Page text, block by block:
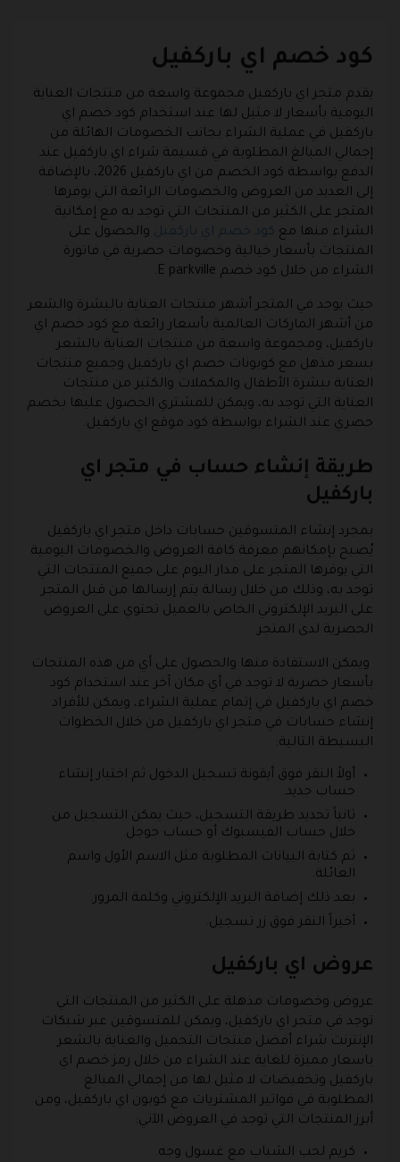
كود خصم اي باركفيل
يقدم متجر اي باركفيل مجموعة واسعة من منتجات العناية
اليومية بأسعار لا مثيل لها عند استخدام كود خصم اي
باركفيل في عملية الشراء بجانب الخصومات الهائلة من
إجمالي المبالغ المطلوبة في قسيمة شراء اي باركفيل عند
الدفع بواسطة كود الخصم من اي باركفيل 2026، بالإضافة
إلى العديد من العروض والخصومات الرائعة التي يوفرها
المتجر على الكثير من المنتجات التي توجد به مع إمكانية
الشراء منها مع كود خصم اي باركفيل والحصول على
المنتجات بأسعار خيالية وخصومات حصرية في فاتورة
الشراء من خلال كود خصم E parkville.
حيث يوجد في المتجر أشهر منتجات العناية بالبشرة والشعر
من أشهر الماركات العالمية بأسعار رائعة مع كود خصم اي
باركفيل، ومجموعة واسعة من منتجات العناية بالشعر
بسعر مذهل مع كوبونات خصم اي باركفيل وجميع منتجات
العناية ببشرة الأطفال والمكملات والكثير من منتجات
العناية التي توجد به، ويمكن للمشتري الحصول عليها بخصم
حصري عند الشراء بواسطة كود موقع اي باركفيل.
طريقة إنشاء حساب في متجر اي
باركفيل
بمجرد إنشاء المتسوقين حسابات داخل متجر اي باركفيل
يُصبح بإمكانهم معرفة كافة العروض والخصومات اليومية
التي يوفرها المتجر على مدار اليوم على جميع المنتجات التي
توجد به، وذلك من خلال رسالة يتم إرسالها من قبل المتجر
على البريد الإلكتروني الخاص بالعميل تحتوي على العروض
الحصرية لدى المتجر.
ويمكن الاستفادة منها والحصول على أي من هذه المنتجات
بأسعار حصرية لا توجد في أي مكان آخر عند استخدام كود
خصم اي باركفيل في إتمام عملية الشراء، ويمكن للأفراد
إنشاء حسابات في متجر اي باركفيل من خلال الخطوات
البسيطة التالية:
أولاً النقر فوق أيقونة تسجيل الدخول ثم اختيار إنشاء
حساب جديد.
ثانياً تحديد طريقة التسجيل، حيث يمكن التسجيل من
خلال حساب الفيسبوك أو حساب جوجل.
ثم كتابة البيانات المطلوبة مثل الاسم الأول واسم
العائلة.
بعد ذلك إضافة البريد الإلكتروني وكلمة المرور.
أخيراً النقر فوق زر تسجيل.
عروض اي باركفيل
عروض وخصومات مذهلة على الكثير من المنتجات التي
توجد في متجر اي باركفيل، ويمكن للمتسوقين عبر شبكات
الإنترنت شراء أفضل منتجات التجميل والعناية بالشعر
باسعار مميزة للغاية عند الشراء من خلال رمز خصم اي
باركفيل وتخفيضات لا مثيل لها من إجمالي المبالغ
المطلوبة في فواتير المشتريات مع كوبون اي باركفيل، ومن
أبرز المنتجات التي توجد في العروض الآتي:
كريم لحب الشباب مع غسول وجه.